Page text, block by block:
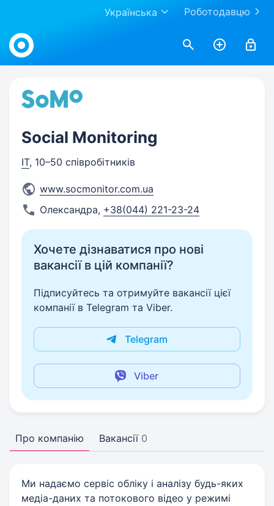
Роботодавцю
Українська
Work.ua
Social Monitoring
IT, 10–50 співробітників
www.socmonitor.com.ua
Олександра, +38(044) 221-23-24
Хочете дізнаватися про нові
вакансії в цій компанії?
Підписуйтесь та отримуйте вакансії цієї
компанії в Telegram та Viber.
Telegram
Viber
Про компанію Вакансії 0
Ми надаємо сервіс обліку і аналізу будь-яких
медіа-даних та потокового відео у режимі